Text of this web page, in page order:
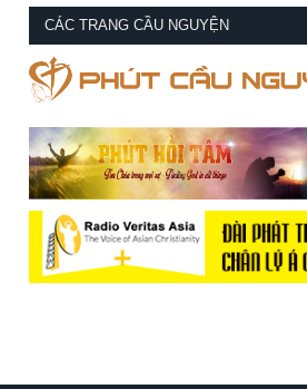
CÁC TRANG CẦU NGUYỆN